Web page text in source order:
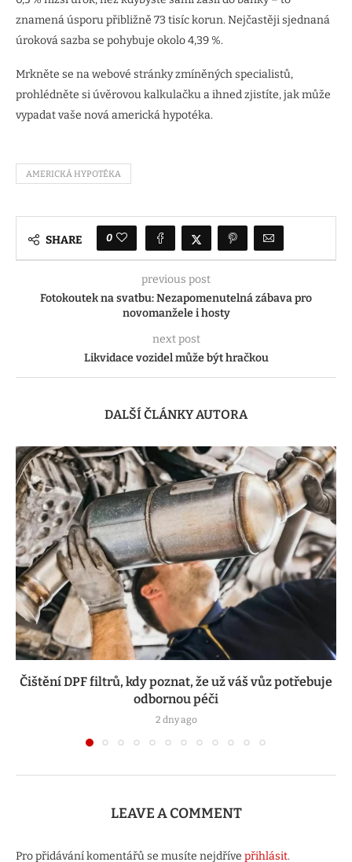
znamená úsporu přibližně 73 tisíc korun. Nejčastěji sjednaná
úroková sazba se pohybuje okolo 4,39 %.
Mrkněte se na webové stránky zmíněných specialistů,
prohlédněte si úvěrovou kalkulačku a ihned zjistíte, jak může
vypadat vaše nová americká hypotéka.
AMERICKÁ HYPOTÉKA
SHARE 0
previous post
Fotokoutek na svatbu: Nezapomenutelná zábava pro
novomanžele i hosty
next post
Likvidace vozidel může být hračkou
DALŠÍ ČLÁNKY AUTORA
Čištění DPF filtrů, kdy poznat, že už váš vůz potřebuje
odbornou péči
2 dny ago
LEAVE A COMMENT
Pro přidávání komentářů se musíte nejdříve přihlásit.